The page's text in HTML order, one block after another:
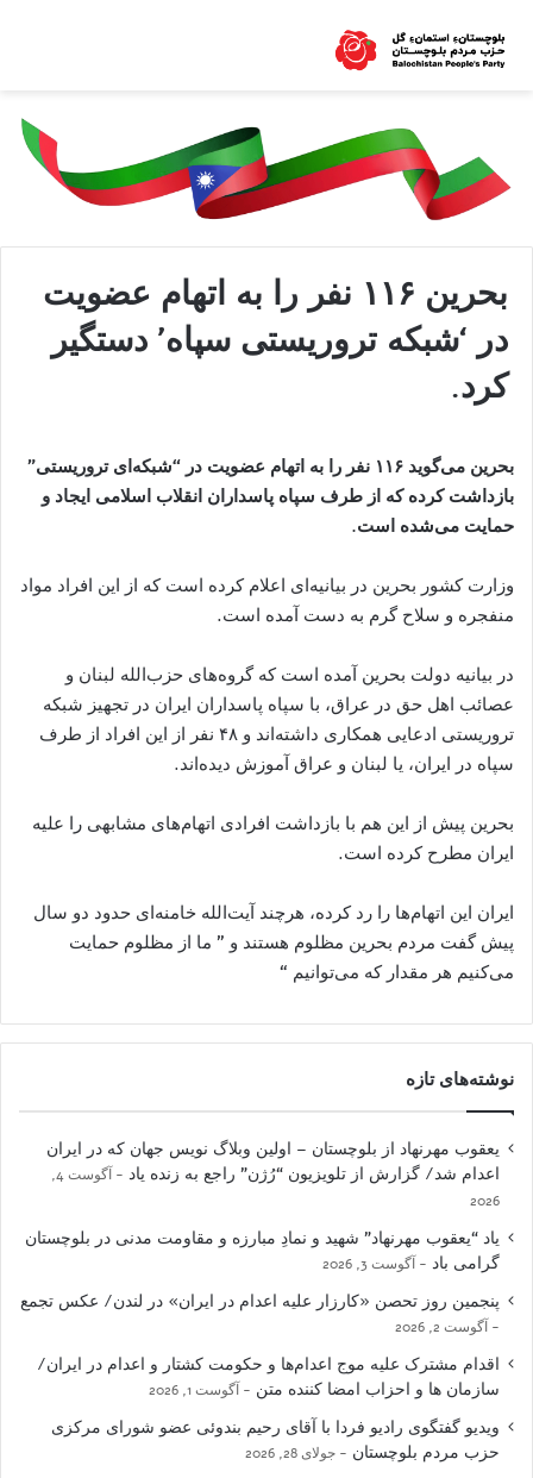
بحرین ۱۱۶ نفر را به اتهام عضویت
در ‘شبکه تروریستی سپاه’ دستگیر
کرد.
بحرین می‌گوید ۱۱۶ نفر را به اتهام عضویت در “شبکه‌ای تروریستی”
بازداشت کرده که از طرف سپاه پاسداران انقلاب اسلامی ایجاد و
حمایت می‌شده است.
وزارت کشور بحرین در بیانیه‌ای اعلام کرده است که از این افراد مواد
منفجره و سلاح گرم به دست آمده است.
در بیانیه دولت بحرین آمده است که گروه‌های حزب‌الله لبنان و
عصائب اهل حق در عراق، با سپاه پاسداران ایران در تجهیز شبکه
تروریستی ادعایی همکاری داشته‌اند و ۴۸ نفر از این افراد از طرف
سپاه در ایران، یا لبنان و عراق آموزش دیده‌اند.
بحرین پیش از این هم با بازداشت افرادی اتهام‌های مشابهی را علیه
ایران مطرح کرده است.
ایران این اتهام‌ها را رد کرده، هرچند آیت‌الله خامنه‌ای حدود دو سال
پیش گفت مردم بحرین مظلوم هستند و ” ما از مظلوم حمایت
می‌کنیم هر مقدار که می‌توانیم “
نوشته‌های تازه
یعقوب مهرنهاد از بلوچستان – اولین وبلاگ نویس جهان که در ایران
اعدام شد/ گزارش از تلویزیون “رُژن” راجع به زنده یاد
آگوست 4,
2026
یاد “یعقوب مهرنهاد” شهید و نمادِ مبارزه و مقاومت مدنی در بلوچستان
گرامی باد
آگوست 3, 2026
پنجمین روز تحصن «کارزار علیه اعدام در ایران» در لندن/ عکس تجمع
آگوست 2, 2026
اقدام مشترک علیه موج اعدام‌ها و حکومت کشتار و اعدام در ایران/
سازمان ها و احزاب امضا کننده متن
آگوست 1, 2026
ویدیو گفتگوی رادیو فردا با آقای رحیم بندوئی عضو شورای مرکزی
حزب مردم بلوچستان
جولای 28, 2026